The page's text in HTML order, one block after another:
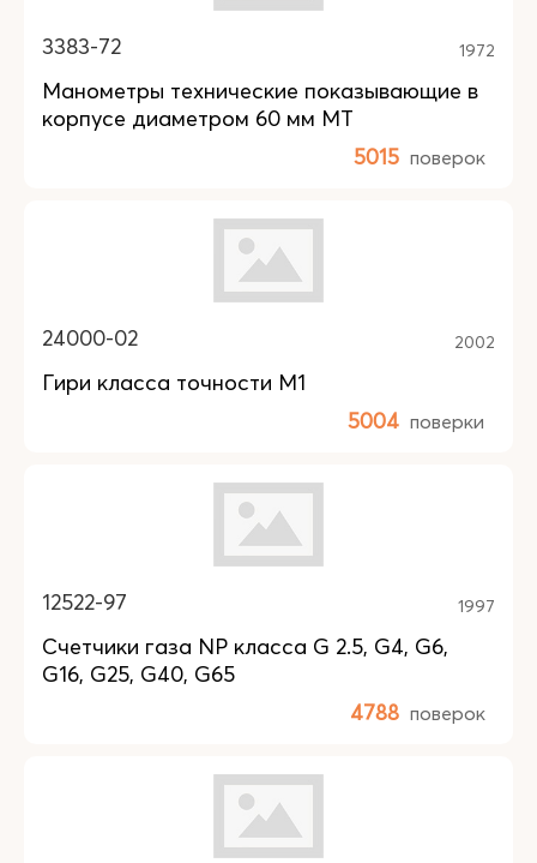
3383-72 1972
Манометры технические показывающие в
корпусе диаметром 60 мм МТ
5015 поверок
24000-02 2002
Гири класса точности М1
5004 поверки
12522-97 1997
Счетчики газа NP класса G 2.5, G4, G6,
G16, G25, G40, G65
4788 поверок